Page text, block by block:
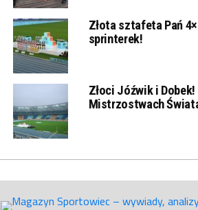
Złota sztafeta Pań
sprinterek!
Złoci Jóźwik i
Mistrzostwach